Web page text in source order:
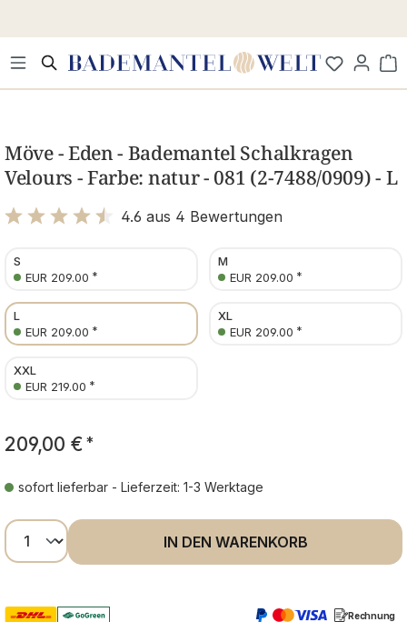
Möve - Eden - Bademantel Schalkragen
Velours - Farbe: natur - 081 (2-7488/0909) - L
4.6 aus 4 Bewertungen
S
EUR 209.00 *
M
EUR 209.00 *
L
EUR 209.00 *
XL
EUR 209.00 *
XXL
EUR 219.00 *
209,00 € *
sofort lieferbar - Lieferzeit: 1-3 Werktage
Produkt Anzahl: Gib den gewünschten
IN DEN WARENKORB
Rechnung